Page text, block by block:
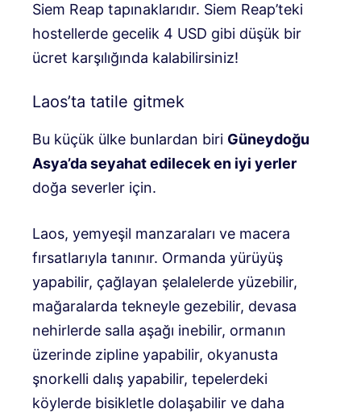
Siem Reap tapınaklarıdır. Siem Reap’teki
hostellerde gecelik 4 USD gibi düşük bir
ücret karşılığında kalabilirsiniz!
Laos’ta tatile gitmek
Bu küçük ülke bunlardan biri Güneydoğu
Asya’da seyahat edilecek en iyi yerler
doğa severler için.
Laos, yemyeşil manzaraları ve macera
fırsatlarıyla tanınır. Ormanda yürüyüş
yapabilir, çağlayan şelalelerde yüzebilir,
mağaralarda tekneyle gezebilir, devasa
nehirlerde salla aşağı inebilir, ormanın
üzerinde zipline yapabilir, okyanusta
şnorkelli dalış yapabilir, tepelerdeki
köylerde bisikletle dolaşabilir ve daha